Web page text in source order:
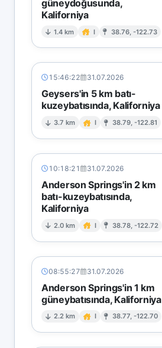
güneydoğusunda,
Kaliforniya
1.4 km I 38.76, -122.73
15:46:22 31.07.2026
Geysers'in 5 km batı-
kuzeybatısında, Kaliforniya
3.7 km I 38.79, -122.81
10:18:21 31.07.2026
Anderson Springs'in 2 km
batı-kuzeybatısında,
Kaliforniya
2.0 km I 38.78, -122.72
08:55:27 31.07.2026
Anderson Springs'in 1 km
güneybatısında, Kaliforniya
2.2 km I 38.77, -122.70